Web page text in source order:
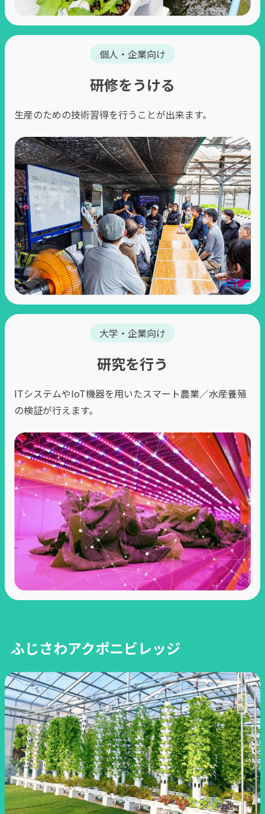
個人・企業向け
研修をうける
⽣産のための技術習得を⾏うことが出来ます。
⼤学・企業向け
研究を行う
ITシステムやIoT機器を⽤いたスマート農業／⽔産養殖
の検証が行えます。
ふじさわアクポニビレッジ